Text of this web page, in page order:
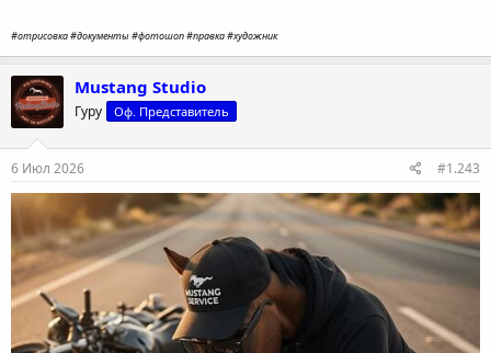
#отрисовка #документы #фотошоп #правка #художник
Mustang Studio
Гуру Оф. Представитель
6 Июл 2026 #1.243